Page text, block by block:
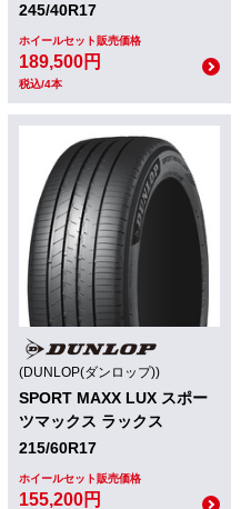
245/40R17
ホイールセット販売価格
189,500円
税込/4本
(DUNLOP(ダンロップ))
SPORT MAXX LUX スポー
ツマックス ラックス
215/60R17
ホイールセット販売価格
155,200円